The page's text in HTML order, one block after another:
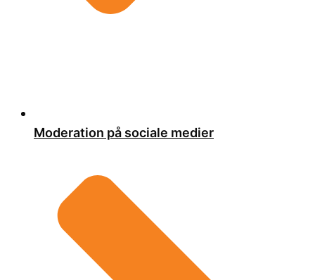
Moderation på sociale medier